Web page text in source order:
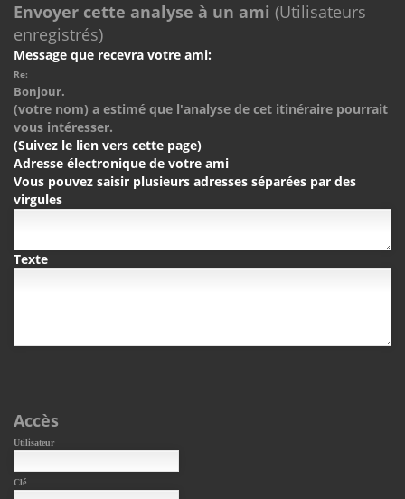
Envoyer cette analyse à un ami (Utilisateurs
enregistrés)
Message que recevra votre ami:
Re:
Bonjour.
(votre nom) a estimé que l'analyse de cet itinéraire pourrait
vous intéresser.
(Suivez le lien vers cette page)
Adresse électronique de votre ami
Vous pouvez saisir plusieurs adresses séparées par des
virgules
Texte
Accès
Utilisateur
Clé